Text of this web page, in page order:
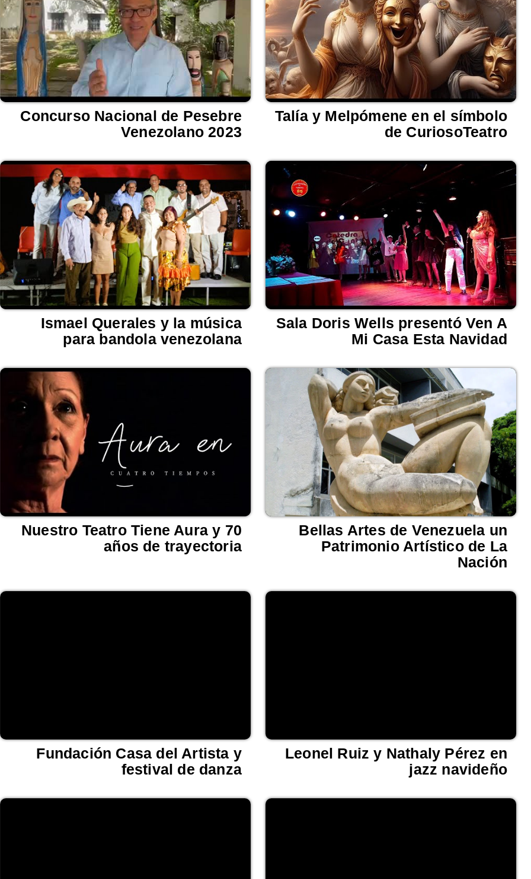
Talía y Melpómene en el símbolo
de CuriosoTeatro
Concurso Nacional de Pesebre
Venezolano 2023
Sala Doris Wells presentó Ven A
Mi Casa Esta Navidad
Ismael Querales y la música
para bandola venezolana
Bellas Artes de Venezuela un
Patrimonio Artístico de La
Nación
Nuestro Teatro Tiene Aura y 70
años de trayectoria
Leonel Ruiz y Nathaly Pérez en
jazz navideño
Fundación Casa del Artista y
festival de danza